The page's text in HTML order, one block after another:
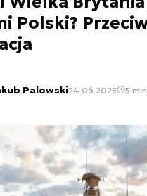
Polski?
Palowski24.06.2025 5 min.